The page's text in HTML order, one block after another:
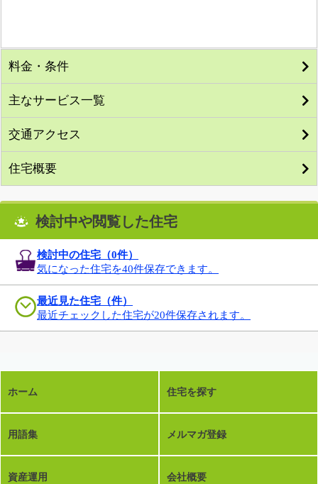
料金・条件
主なサービス一覧
交通アクセス
住宅概要
検討中や閲覧した住宅
検討中の住宅（0件）
気になった住宅を40件保存できます。
最近見た住宅（件）
最近チェックした住宅が20件保存されます。
ホーム 住宅を探す
用語集 メルマガ登録
資産運用 会社概要